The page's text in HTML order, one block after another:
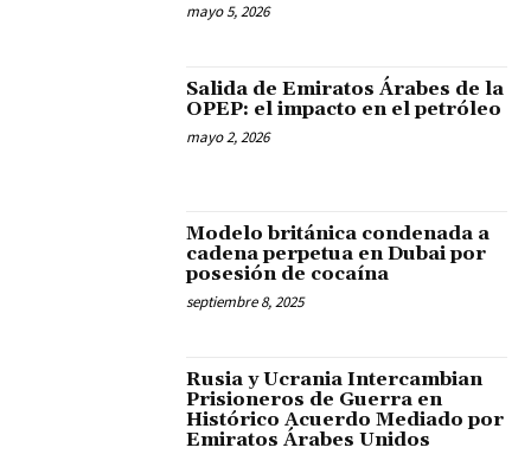
mayo 5, 2026
Salida de Emiratos Árabes de la
OPEP: el impacto en el petróleo
mayo 2, 2026
Modelo británica condenada a
cadena perpetua en Dubai por
posesión de cocaína
septiembre 8, 2025
Rusia y Ucrania Intercambian
Prisioneros de Guerra en
Histórico Acuerdo Mediado por
Emiratos Árabes Unidos